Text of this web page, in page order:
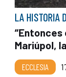
LA HISTORIA
Mariúpol,
ECCLESIA